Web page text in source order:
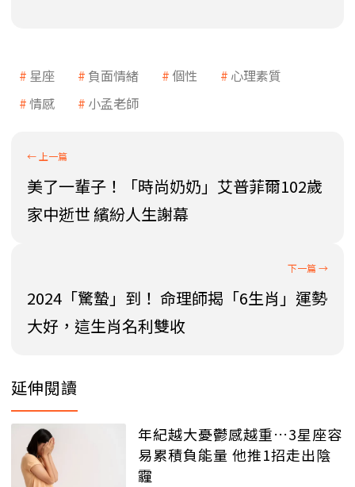
星座 負面情緒 個性
心理素質
情感
小孟老師
美了一輩子！「時尚奶奶」艾普菲爾102歲
家中逝世 繽紛人生謝幕
2024「驚蟄」到！ 命理師揭「6生肖」運勢
大好，這生肖名利雙收
延伸閱讀
年紀越大憂鬱感越重…3星座容
易累積負能量 他推1招走出陰
霾